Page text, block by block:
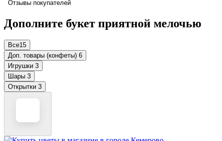
Отзывы покупателей
Дополните букет приятной мелочью
Все15
Доп. товары (конфеты) 6
Игрушки 3
Шары 3
Открытки 3